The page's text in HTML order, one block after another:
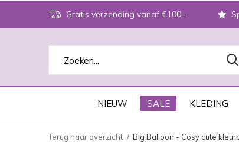
NIEUW SALE KLEDING
Gratis verzending vanaf €100,-
Terug naar overzicht Big Balloon - Cosy cute